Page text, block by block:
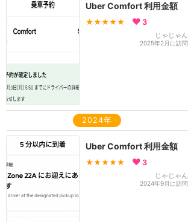
Uber Comfort 利用金額
★★★★★ 3
じゃじゃん
2025年2月に訪問
2024年
Uber Comfort 利用金額
★★★★★ 3
じゃじゃん
2024年9月に訪問